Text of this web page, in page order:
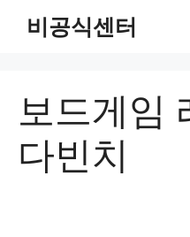
비공식센터
보드게임
다빈치